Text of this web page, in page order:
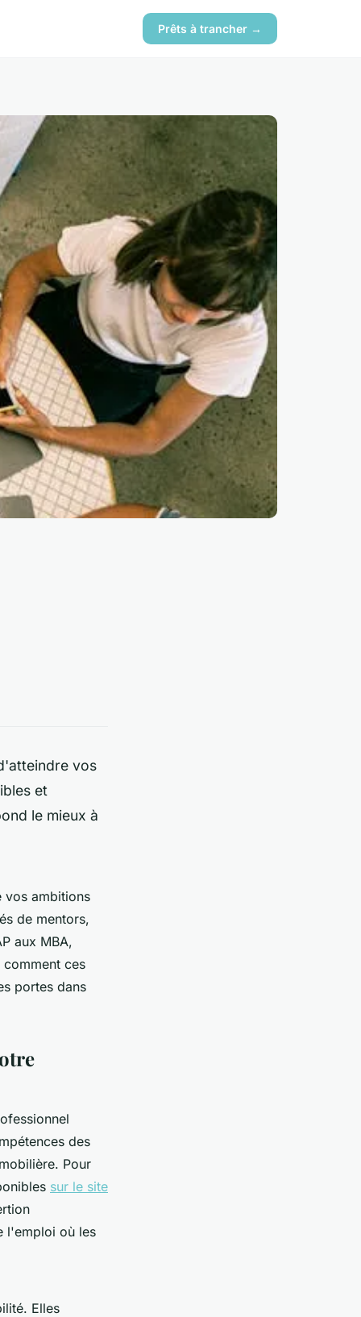
Prêts à trancher →
vos
et
le mieux à
vos ambitions
de mentors,
aux MBA,
ces
portes dans
des
Pour
sur le site
l'emploi où les
Elles